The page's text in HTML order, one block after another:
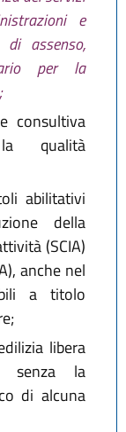
e
assenso,
per la
consultiva
qualità
abilitativi
della
(SCIA)
anche nel
a titolo
libera
senza la
di alcuna